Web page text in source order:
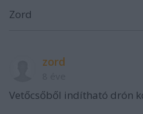
Zord
zord
Vetőcsőből indítható drón